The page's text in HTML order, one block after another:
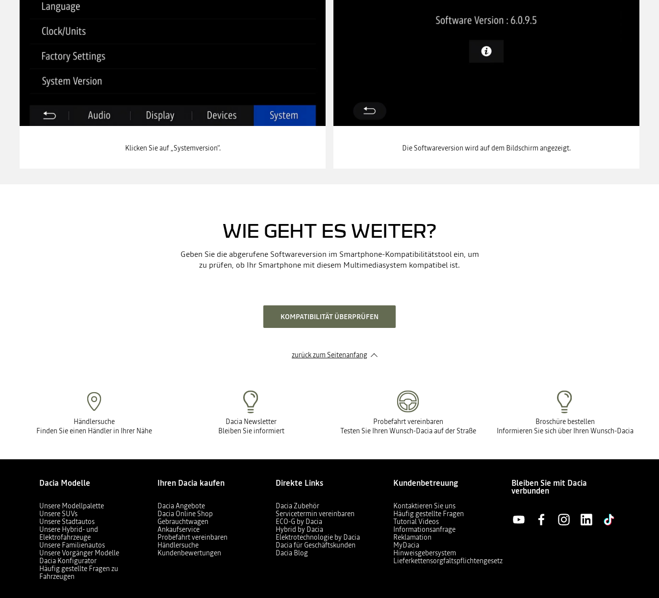
Klicken Sie auf „Systemversion“. Die Softwareversion wird auf dem Bildschirm angezeigt.
WIE GEHT ES WEITER?
Geben Sie die abgerufene Softwareversion im Smartphone-Kompatibilitätstool ein, um
zu prüfen, ob Ihr Smartphone mit diesem Multimediasystem kompatibel ist.
KOMPATIBILITÄT ÜBERPRÜFEN
zurück zum Seitenanfang
Händlersuche
Finden Sie einen Händler in Ihrer Nähe
Dacia Newsletter
Bleiben Sie informiert
Probefahrt vereinbaren
Testen Sie Ihren Wunsch-Dacia auf der Straße
Broschüre bestellen
Informieren Sie sich über Ihren Wunsch-Dacia
Dacia Modelle
Unsere Modellpalette
Unsere SUVs
Unsere Stadtautos
Unsere Hybrid- und
Elektrofahrzeuge
Unsere Familienautos
Unsere Vorgänger Modelle
Dacia Konfigurator
Häufig gestellte Fragen zu
Fahrzeugen
Ihren Dacia kaufen
Dacia Angebote
Dacia Online Shop
Gebrauchtwagen
Ankaufservice
Probefahrt vereinbaren
Händlersuche
Kundenbewertungen
Direkte Links
Dacia Zubehör
Servicetermin vereinbaren
ECO-G by Dacia
Hybrid by Dacia
Elektrotechnologie by Dacia
Dacia für Geschäftskunden
Dacia Blog
Kundenbetreuung
Kontaktieren Sie uns
Häufig gestellte Fragen
Tutorial Videos
Informationsanfrage
Reklamation
MyDacia
Hinweisgebersystem
Lieferkettensorgfaltspflichtengesetz
Bleiben Sie mit Dacia
verbunden